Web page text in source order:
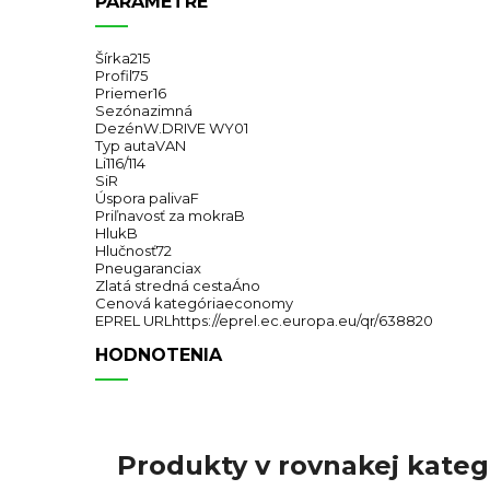
Šírka215
Profil75
Priemer16
Sezónazimná
DezénW.DRIVE WY01
Typ autaVAN
Li116/114
SiR
Úspora palivaF
Priľnavosť za mokraB
HlukB
Hlučnosť72
Pneugaranciax
Zlatá stredná cestaÁno
Cenová kategóriaeconomy
EPREL URLhttps://eprel.ec.europa.eu/qr/638820
HODNOTENIA
Produkty v rovnakej